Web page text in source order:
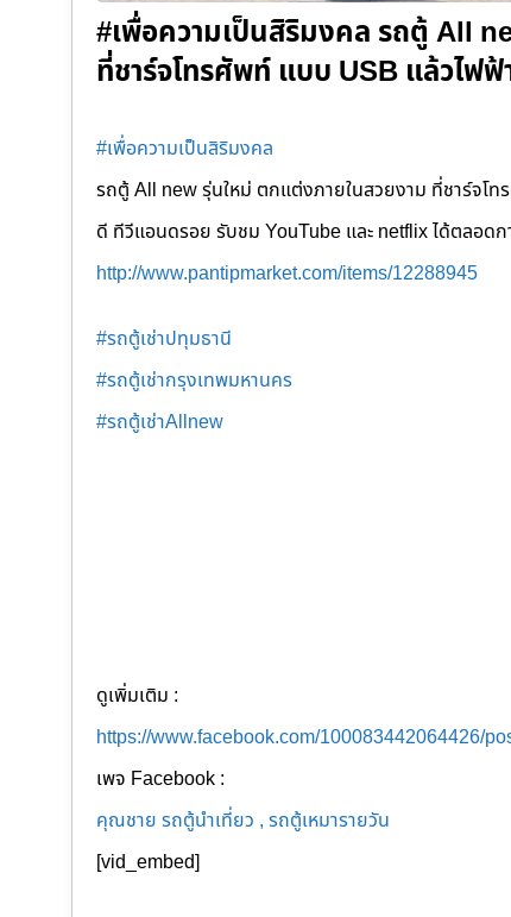
#เพื่อความเป็นสิริมงคล รถตู้ All
ที่ชาร์จโทรศัพท์ แบบ USB แล้วไฟ
#เพื่อความเป็นสิริมงคล
รถตู้ All new รุ่นใหม่ ตกแต่งภายในสวยงาม ที่ชาร์จโ
ดี ทีวีแอนดรอย รับชม YouTube และ netflix ได้ตลอดก
http://www.pantipmarket.com/items/12288945
#รถตู้เช่าปทุมธานี
#รถตู้เช่ากรุงเทพมหานคร
#รถตู้เช่าAllnew
ดูเพิ่มเติม :
https://www.facebook.com/100083442064426/
เพจ Facebook :
คุณชาย รถตู้นำเที่ยว , รถตู้เหมารายวัน
[vid_embed]